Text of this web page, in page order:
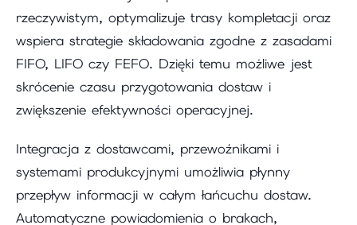
rzeczywistym, optymalizuje trasy kompletacji oraz
wspiera strategie składowania zgodne z zasadami
FIFO, LIFO czy FEFO. Dzięki temu możliwe jest
skrócenie czasu przygotowania dostaw i
zwiększenie efektywności operacyjnej.
Integracja z dostawcami, przewoźnikami i
systemami produkcyjnymi umożliwia płynny
przepływ informacji w całym łańcuchu dostaw.
Automatyczne powiadomienia o brakach,